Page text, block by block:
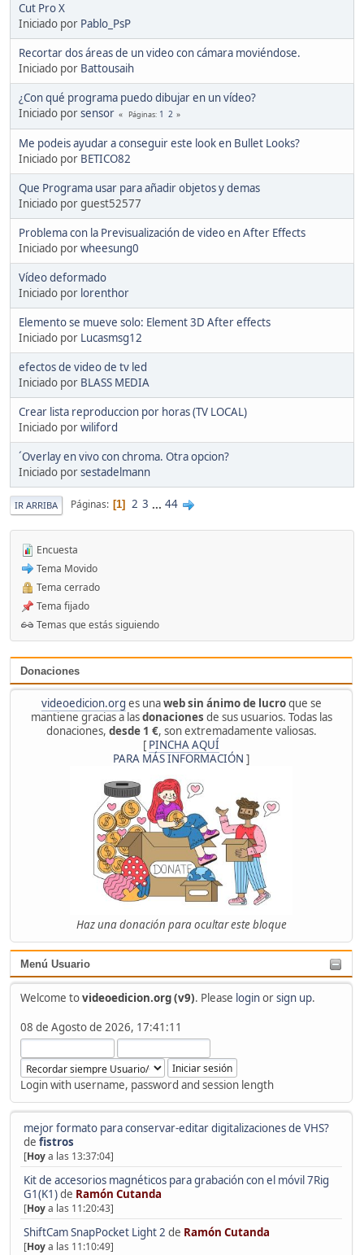
Donaciones
videoedicion.org es unaweb sin ánimo de lucroque se
mantiene gracias a lasdonaciones de sus usuarios. Todas las
donaciones, desde 1 €, son extremadamente valiosas.
[ PINCHA AQUÍ
PARA MÁS INFORMACIÓN ]
Haz una donación para ocultar este bloque
Menú Usuario
Welcome tovideoedicion.org (v9). Please loginorsign up.
08 de Agosto de 2026, 17:41:11
Login with username, password and session length
mejor formato para conservar-editar digitalizaciones de VHS?
de fistros
[Hoya las 13:37:04]
Kit de accesorios magnéticos para grabación con el móvil 7Rig
G1(K1)de Ramón Cutanda
[Hoya las 11:20:43]
ShiftCam SnapPocket Light 2 de Ramón Cutanda
[Hoya las 11:10:49]
Cut Pro X
Iniciado por Pablo_PsP
Recortar dos áreas de un video con cámara moviéndose.
Iniciado por Battousaih
¿Con qué programa puedo dibujar en un vídeo?
Iniciado porsensor Páginas 1 2
Me podeis ayudar a conseguir este look en Bullet Looks?
Iniciado por BETICO82
Que Programa usar para añadir objetos y demas
Iniciado por guest52577
Problema con la Previsualización de video en After Effects
Iniciado porwheesung0
Vídeo deformado
Iniciado por lorenthor
Elemento se mueve solo: Element 3D After effects
Iniciado por Lucasmsg12
efectos de video de tv led
Iniciado por BLASS MEDIA
Crear lista reproduccion por horas (TV LOCAL)
Iniciado porwiliford
´Overlay en vivo con chroma. Otra opcion?
Iniciado porsestadelmann
IR ARRIBA Páginas 1 2 3 ... 44
Encuesta
Tema Movido
Tema cerrado
Tema fijado
Temas que estás siguiendo